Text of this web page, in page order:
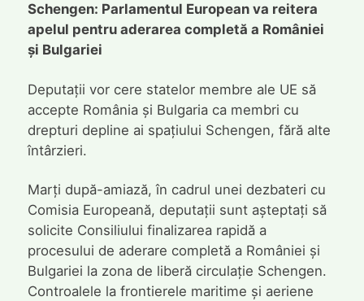
Schengen: Parlamentul European va reitera
apelul pentru aderarea completă a României
și Bulgariei
Deputații vor cere statelor membre ale UE să
accepte România și Bulgaria ca membri cu
drepturi depline ai spațiului Schengen, fără alte
întârzieri.
Marți după-amiază, în cadrul unei dezbateri cu
Comisia Europeană, deputații sunt așteptați să
solicite Consiliului finalizarea rapidă a
procesului de aderare completă a României și
Bulgariei la zona de liberă circulație Schengen.
Controalele la frontierele maritime și aeriene